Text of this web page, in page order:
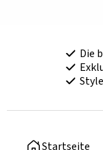
Die
Startseite